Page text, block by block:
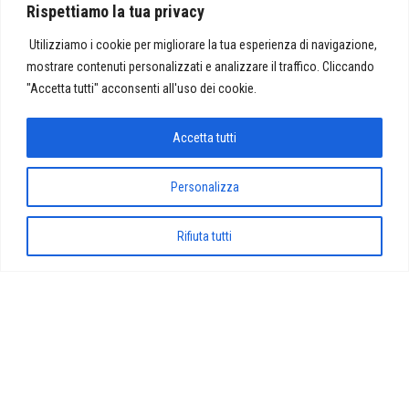
Rispettiamo la tua privacy
Utilizziamo i cookie per migliorare la tua esperienza di navigazione,
mostrare contenuti personalizzati e analizzare il traffico. Cliccando
"Accetta tutti" acconsenti all'uso dei cookie.
Personalizza
Rifiuta tutti
Accetta tutti
diretta streaming sui canali YouTube e Facebook della
Fondazione, per parlare…
Proudly powered byWordPress |Tema:Envo Magazine